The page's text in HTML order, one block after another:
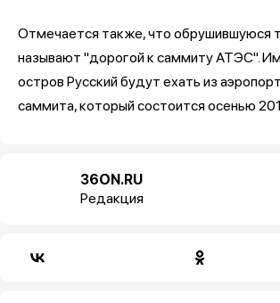
Отмечается также, что обрушившуюся
называют "дорогой к саммиту АТЭС".
остров Русский будут ехать из
саммита, который состоится осенью
36ON.RU
Редакция